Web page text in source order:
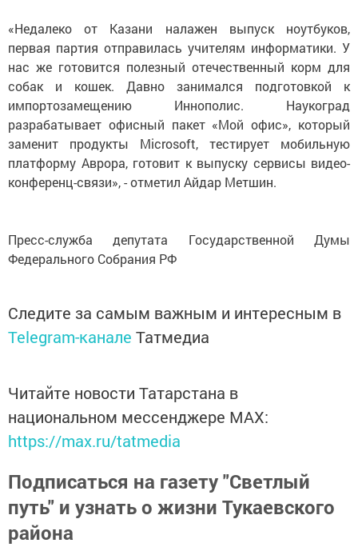
«Недалеко от Казани налажен выпуск ноутбуков,
первая партия отправилась учителям информатики. У
нас же готовится полезный отечественный корм для
собак и кошек. Давно занимался подготовкой к
импортозамещению Иннополис. Наукоград
разрабатывает офисный пакет «Мой офис», который
заменит продукты Microsoft, тестирует мобильную
платформу Аврора, готовит к выпуску сервисы видео-
конференц-связи», - отметил Айдар Метшин.
Пресс-служба депутата Государственной Думы
Федерального Собрания РФ
Следите за самым важным и интересным в
Telegram-канале Татмедиа
Читайте новости Татарстана в
национальном мессенджере MАХ:
https://max.ru/tatmedia
Подписаться на газету "Светлый
путь" и узнать о жизни Тукаевского
района